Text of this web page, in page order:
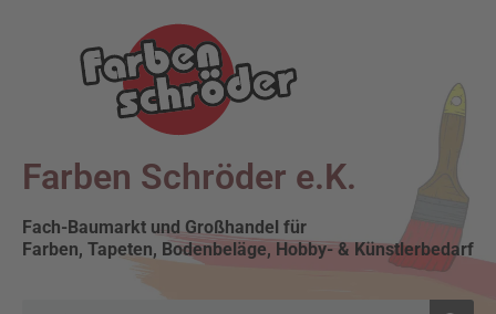
Farben Schröder e.K.
Fach-Baumarkt und Großhandel für
Farben, Tapeten, Bodenbeläge, Hobby- & Künstlerbedarf